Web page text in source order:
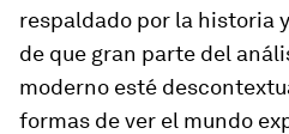
respaldado por la historia
de que gran parte del
moderno esté
formas de ver el mundo